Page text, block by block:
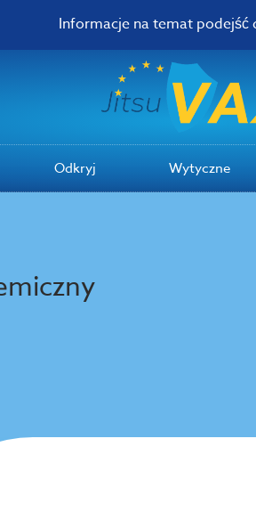
Informacje na temat podejść
Odkryj Wytyczne